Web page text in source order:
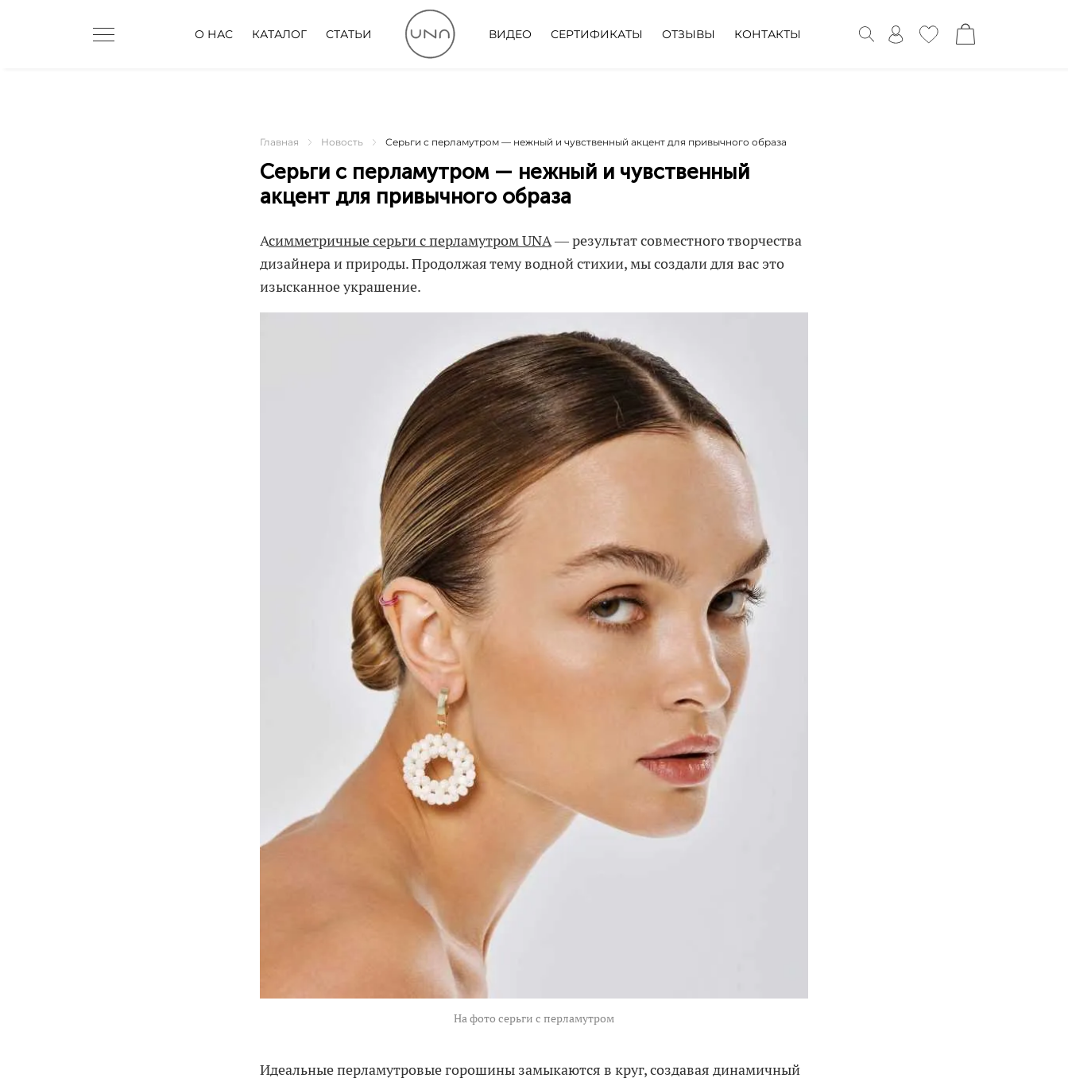
О НАС КАТАЛОГ СТАТЬИ ВИДЕО СЕРТИФИКАТЫ ОТЗЫВЫ КОНТАКТЫ
Главная Новость Серьги с перламутром — нежный и чувственный акцент для привычного образа
Серьги с перламутром — нежный и чувственный
акцент для привычного образа
Асимметричные серьги с перламутром UNA— результат совместного творчества
дизайнера и природы. Продолжая тему водной стихии, мы создали для вас это
изысканное украшение.
На фото серьги с перламутром
Идеальные перламутровые горошины замыкаются в круг, создавая динамичный